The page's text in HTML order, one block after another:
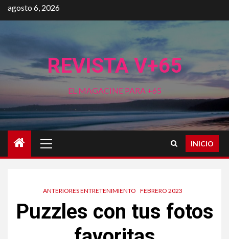
Saltar
al
agosto 6, 2026
REVISTA V+65
EL MAGACINE PARA +65
principal
INICIO
ANTERIORES ENTRETENIMIENTO FEBRERO 2023
Puzzles con tus fotos